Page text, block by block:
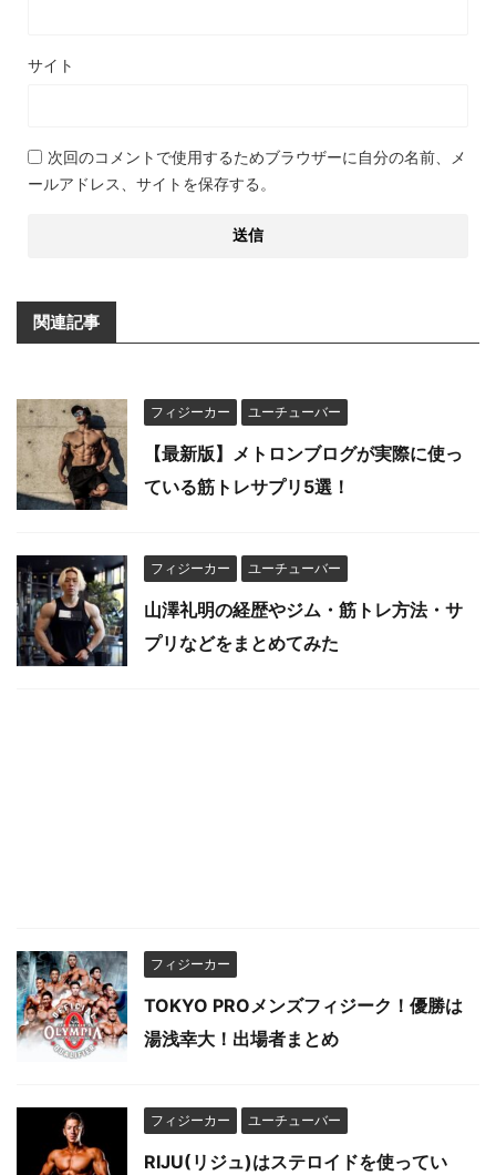
サイト
次回のコメントで使用するためブラウザーに自分の名前、メ
ールアドレス、サイトを保存する。
関連記事
フィジーカー ユーチューバー
【最新版】メトロンブログが実際に使っ
ている筋トレサプリ5選！
フィジーカー ユーチューバー
山澤礼明の経歴やジム・筋トレ方法・サ
プリなどをまとめてみた
フィジーカー
TOKYO PROメンズフィジーク！優勝は
湯浅幸大！出場者まとめ
フィジーカー ユーチューバー
RIJU(リジュ)はステロイドを使ってい